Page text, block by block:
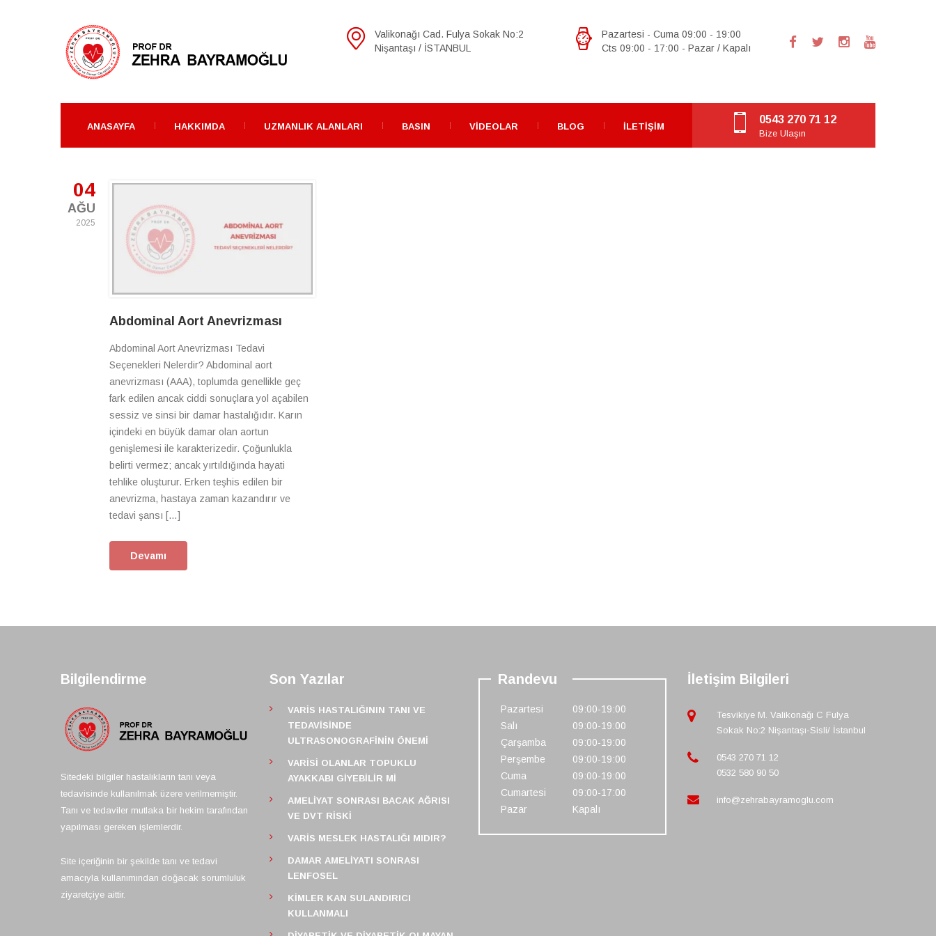
Pazartesi - Cuma 09:00 - 19:00
Cts 09:00 - 17:00 - Pazar / Kapalı
Valikonağı Cad. Fulya Sokak No:2
Nişantaşı / İSTANBUL
ANASAYFA HAKKIMDA UZMANLIK ALANLARI BASIN VIDEOLAR BLOG İLETIŞIM
0543 270 71 12
Bize Ulaşın
04
AĞU
2025
Abdominal Aort Anevrizması
Abdominal Aort Anevrizması Tedavi
Seçenekleri Nelerdir? Abdominal aort
anevrizması (AAA), toplumda genellikle geç
fark edilen ancak ciddi sonuçlara yol açabilen
sessiz ve sinsi bir damar hastalığıdır. Karın
içindeki en büyük damar olan aortun
genişlemesi ile karakterizedir. Çoğunlukla
belirti vermez; ancak yırtıldığında hayati
tehlike oluşturur. Erken teşhis edilen bir
anevrizma, hastaya zaman kazandırır ve
tedavi şansı […]
Devamı
Bilgilendirme
Sitedeki bilgiler hastalıkların tanı veya
tedavisinde kullanılmak üzere verilmemiştir.
Tanı ve tedaviler mutlaka bir hekim tarafından
yapılması gereken işlemlerdir.
Site içeriğinin bir şekilde tanı ve tedavi
amacıyla kullanımından doğacak sorumluluk
ziyaretçiye aittir.
Son Yazılar
VARIS HASTALIĞININ TANI VE
TEDAVISINDE
ULTRASONOGRAFININ ÖNEMI
VARISI OLANLAR TOPUKLU
AYAKKABI GIYEBILIR MI
AMELIYAT SONRASI BACAK AĞRISI
VE DVT RISKI
VARIS MESLEK HASTALIĞI MIDIR?
DAMAR AMELIYATI SONRASI
LENFOSEL
KIMLER KAN SULANDIRICI
KULLANMALI
Randevu
Pazartesi
09:00-19:00
Salı
09:00-19:00
Çarşamba
09:00-19:00
Perşembe
09:00-19:00
Cuma
09:00-19:00
Cumartesi
09:00-17:00
Pazar
Kapalı
İletişim Bilgileri
Tesvikiye M. Valikonağı C Fulya
Sokak No:2 Nişantaşı-Sisli/ İstanbul
0543 270 71 12
0532 580 90 50
info@zehrabayramoglu.com